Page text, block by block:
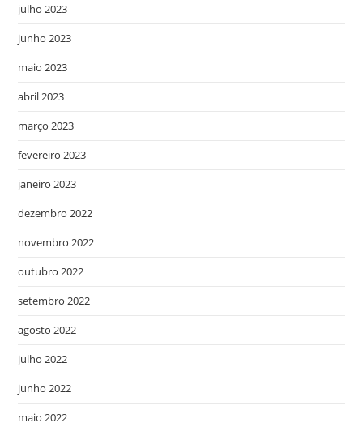
julho 2023
junho 2023
maio 2023
abril 2023
março 2023
fevereiro 2023
janeiro 2023
dezembro 2022
novembro 2022
outubro 2022
setembro 2022
agosto 2022
julho 2022
junho 2022
maio 2022